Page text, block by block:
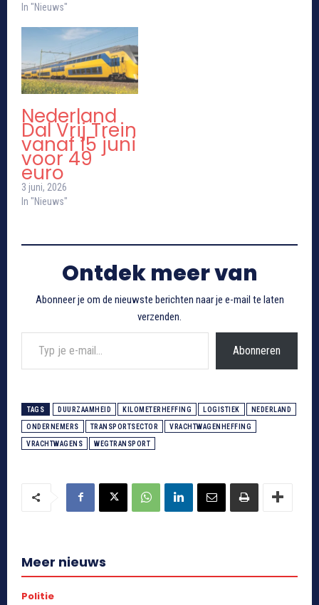
In "Nieuws"
Nederland
Dal Vrij Trein
vanaf 15 juni
voor 49
euro
3 juni, 2026
In "Nieuws"
Ontdek meer van
Abonneer je om de nieuwste berichten naar je e-mail te laten
verzenden.
Typ je e-mail...
Abonneren
TAGS DUURZAAMHEID KILOMETERHEFFING LOGISTIEK NEDERLAND
ONDERNEMERS TRANSPORTSECTOR VRACHTWAGENHEFFING
VRACHTWAGENS WEGTRANSPORT
Meer nieuws
Politie